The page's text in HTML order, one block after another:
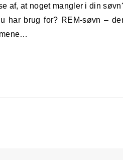
har brug for? REM-søvn –